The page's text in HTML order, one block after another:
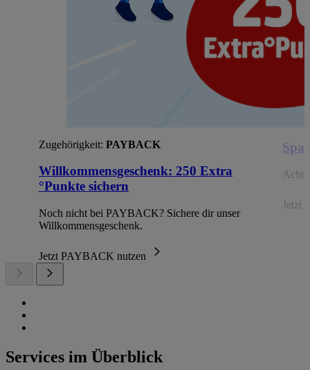
Zugehörigkeit: PAYBACK
Willkommensgeschenk: 250 Extra
°Punkte sichern
Noch nicht bei PAYBACK? Sichere dir unser
Willkommensgeschenk.
Jetzt PAYBACK nutzen
Jetzt
Services im Überblick